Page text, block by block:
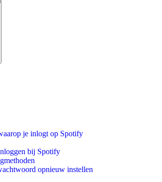
je inlogt op Spotify
bij Spotify
opnieuw instellen